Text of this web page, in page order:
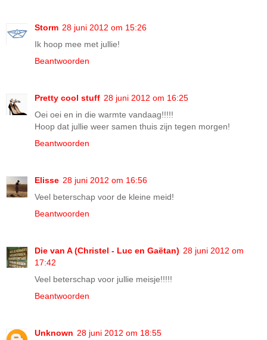
Storm 28 juni 2012 om 15:26
Ik hoop mee met jullie!
Beantwoorden
Pretty cool stuff 28 juni 2012 om 16:25
Oei oei en in die warmte vandaag!!!!!
Hoop dat jullie weer samen thuis zijn tegen morgen!
Beantwoorden
Elisse 28 juni 2012 om 16:56
Veel beterschap voor de kleine meid!
Beantwoorden
Die van A (Christel - Luc en Gaëtan) 28 juni 2012 om
17:42
Veel beterschap voor jullie meisje!!!!!
Beantwoorden
Unknown 28 juni 2012 om 18:55